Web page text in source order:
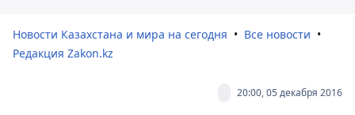
Новости Казахстана и мира на сегодня
Все новости
Редакция Zakon.kz
20:00, 05 декабря 2016